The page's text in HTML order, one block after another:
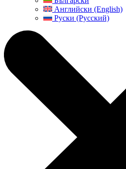
Английски (English)
Руски (Русский)